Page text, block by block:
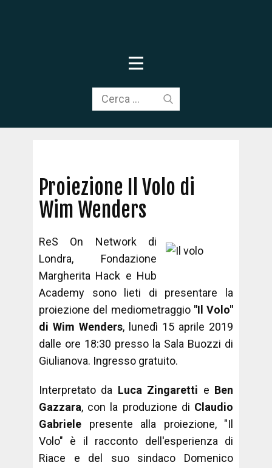
Proiezione Il Volo di
Wim Wenders
ReS On Network di
Londra, Fondazione
Margherita Hack e Hub
Academy sono lieti di presentare la
proiezione del mediometraggio"Il Volo"
di Wim Wenders, lunedì 15 aprile 2019
dalle ore 18:30 presso la Sala Buozzi di
Giulianova. Ingresso gratuito.
Interpretato da Luca Zingaretti e Ben
Gazzara, con la produzione di Claudio
Gabriele presente alla proiezione, "Il
Volo" è il racconto dell'esperienza di
Riace e del suo sindaco Domenico